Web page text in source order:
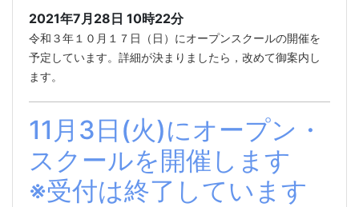
2021年7月28日 10時22分
令和３年１０月１７日（日）にオープンスクールの開催を
予定しています。詳細が決まりましたら，改めて御案内し
ます。
11月3日(火)にオープン・
スクールを開催します
※受付は終了しています